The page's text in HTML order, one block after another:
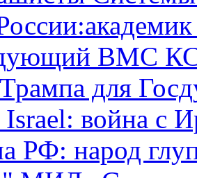
ВМС
для
война с
РФ: народ